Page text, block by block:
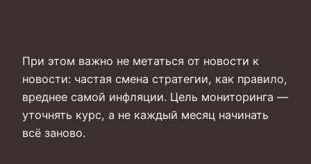
При этом важно не метаться от новости к
новости: частая смена стратегии, как правило,
вреднее самой инфляции. Цель мониторинга —
уточнять курс, а не каждый месяц начинать
всё заново.